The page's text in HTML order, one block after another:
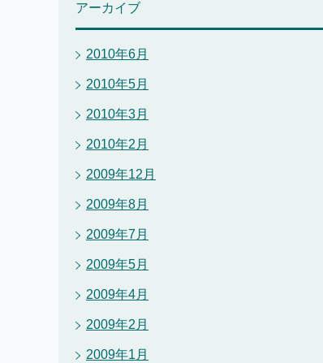
アーカイブ
2010年6月
2010年5月
2010年3月
2010年2月
2009年12月
2009年8月
2009年7月
2009年5月
2009年4月
2009年2月
2009年1月